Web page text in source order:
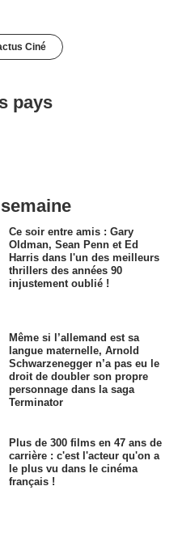
Ciné
pays
Ce soir entre amis : Gary
Oldman, Sean Penn et Ed
Harris dans l'un des meilleurs
thrillers des années 90
injustement oublié !
Même si l’allemand est sa
langue maternelle, Arnold
Schwarzenegger n’a pas eu le
droit de doubler son propre
personnage dans la saga
Terminator
Plus de 300 films en 47 ans de
carrière : c'est l'acteur qu'on a
le plus vu dans le cinéma
français !